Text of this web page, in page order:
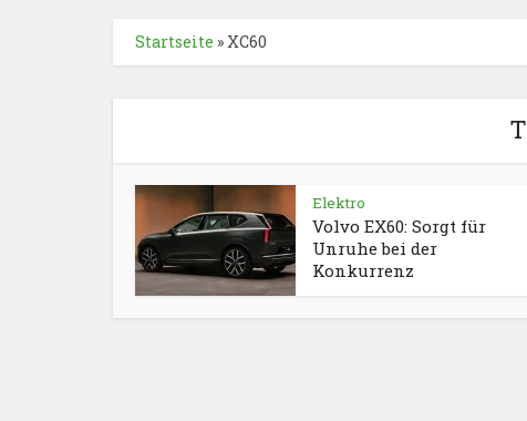
Startseite »XC60
Elektro
Volvo EX60: Sorgt für
Unruhe bei der
Konkurrenz